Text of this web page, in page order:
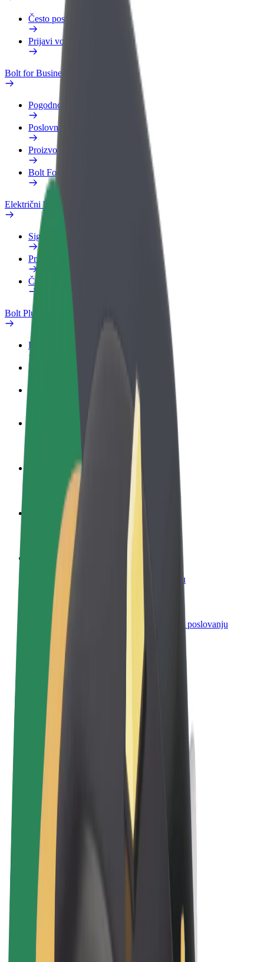
Često postavljana pitanja
Prijavi vozilo
Bolt for Business
Pogodnosti
Poslovni profil
Proizvodi
Bolt Food za poslovne korisnike
Električni bicikli
Sigurnosni laboratorij
Prijavi problem
Često postavljana pitanja
Bolt Plus
Pogodnosti
Kako se pridružiti
Zarađuj po vlastitim uvjetima
Postani dostavljač
Dostavljaj hranu i primaj tjedne isplate
Dodaj restoran ili trgovinu
Dosegni više kupaca i povećaj zaradu
Registriraj se kao vlasnik flote
Dodaj svoju flotu na Bolt i povećaj zaradu
Bolt for Business
Bolt proizvodi i usluge prilagođeni tvojem poslovanju
Uvjeti i odredbe
Privatnost
Kolačići
© 2026 Bolt Technology OÜ
Proizvodi
Vožnje
Romobili
Bolt Market
Bolt Food
Bolt Drive